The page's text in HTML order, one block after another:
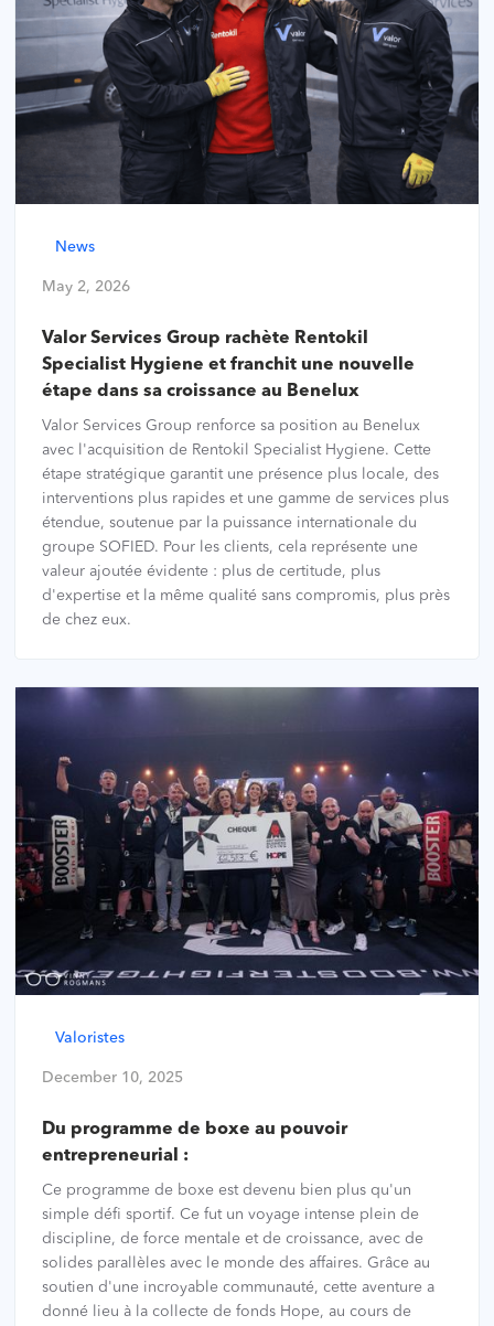
News
May 2, 2026
Valor Services Group rachète Rentokil
Specialist Hygiene et franchit une nouvelle
étape dans sa croissance au Benelux
Valor Services Group renforce sa position au Benelux
avec l'acquisition de Rentokil Specialist Hygiene. Cette
étape stratégique garantit une présence plus locale, des
interventions plus rapides et une gamme de services plus
étendue, soutenue par la puissance internationale du
groupe SOFIED. Pour les clients, cela représente une
valeur ajoutée évidente : plus de certitude, plus
d'expertise et la même qualité sans compromis, plus près
de chez eux.
Valoristes
December 10, 2025
Du programme de boxe au pouvoir
entrepreneurial :
Ce programme de boxe est devenu bien plus qu'un
simple défi sportif. Ce fut un voyage intense plein de
discipline, de force mentale et de croissance, avec de
solides parallèles avec le monde des affaires. Grâce au
soutien d'une incroyable communauté, cette aventure a
donné lieu à la collecte de fonds Hope, au cours de